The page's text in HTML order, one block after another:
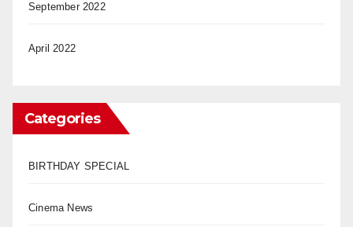
September 2022
April 2022
Categories
BIRTHDAY SPECIAL
Cinema News